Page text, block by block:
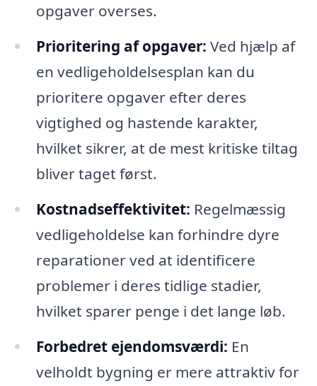
opgaver overses.
Prioritering af opgaver: Ved hjælp af
en vedligeholdelsesplan kan du
prioritere opgaver efter deres
vigtighed og hastende karakter,
hvilket sikrer, at de mest kritiske tiltag
bliver taget først.
Kostnadseffektivitet: Regelmæssig
vedligeholdelse kan forhindre dyre
reparationer ved at identificere
problemer i deres tidlige stadier,
hvilket sparer penge i det lange løb.
Forbedret ejendomsværdi: En
velholdt bygning er mere attraktiv for